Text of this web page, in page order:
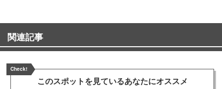
関連記事
Check!
このスポットを見ているあなたにオススメ